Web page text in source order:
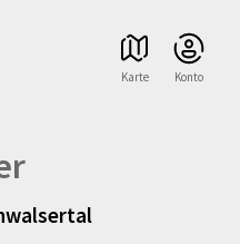
Karte Konto